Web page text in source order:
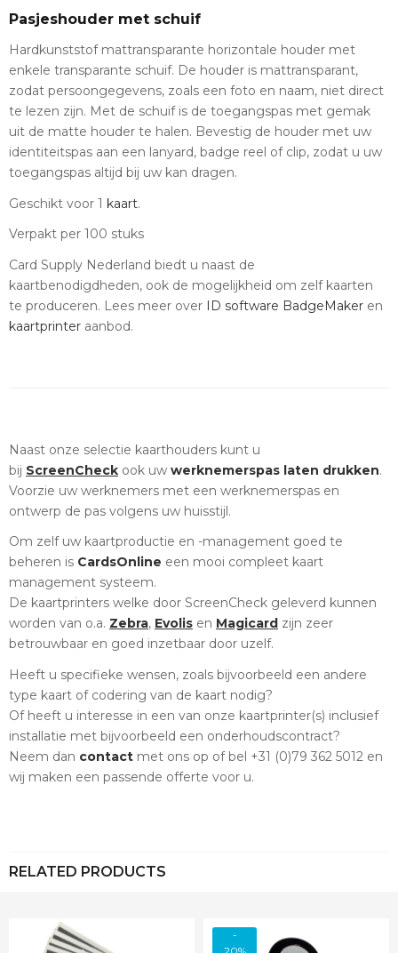
Pasjeshouder met schuif
Hardkunststof mattransparante horizontale houder met
enkele transparante schuif. De houder is mattransparant,
zodat persoongegevens, zoals een foto en naam, niet direct
te lezen zijn. Met de schuif is de toegangspas met gemak
uit de matte houder te halen. Bevestig de houder met uw
identiteitspas aan een lanyard, badge reel of clip, zodat u uw
toegangspas altijd bij uw kan dragen.
Geschikt voor 1 kaart.
Verpakt per 100 stuks
Card Supply Nederland biedt u naast de
kaartbenodigdheden, ook de mogelijkheid om zelf kaarten
te produceren. Lees meer over ID software BadgeMaker en
kaartprinter aanbod.
Naast onze selectie kaarthouders kunt u
bij ScreenCheck ook uw werknemerspas laten drukken.
Voorzie uw werknemers met een werknemerspas en
ontwerp de pas volgens uw huisstijl.
Om zelf uw kaartproductie en -management goed te
beheren is CardsOnline een mooi compleet kaart
management systeem.
De kaartprinters welke door ScreenCheck geleverd kunnen
worden van o.a. Zebra, Evolis en Magicard zijn zeer
betrouwbaar en goed inzetbaar door uzelf.
Heeft u specifieke wensen, zoals bijvoorbeeld een andere
type kaart of codering van de kaart nodig?
Of heeft u interesse in een van onze kaartprinter(s) inclusief
installatie met bijvoorbeeld een onderhoudscontract?
Neem dan contact met ons op of bel +31 (0)79 362 5012 en
wij maken een passende offerte voor u.
RELATED PRODUCTS
-